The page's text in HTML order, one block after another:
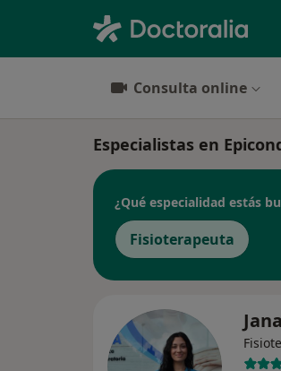
Consulta online
Especialistas en
¿Qué especialidad estás
Fisioterapeuta